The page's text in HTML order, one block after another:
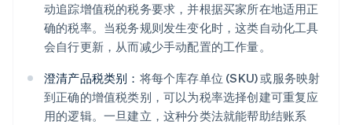
动追踪增值税的税务要求，并根据买家所在地适用正
确的税率。当税务规则发生变化时，这类自动化工具
会自行更新，从而减少手动配置的工作量。
澄清产品税类别： 将每个库存单位 (SKU) 或服务映射
到正确的增值税类别，可以为税率选择创建可重复应
用的逻辑。一旦建立，这种分类法就能帮助结账系